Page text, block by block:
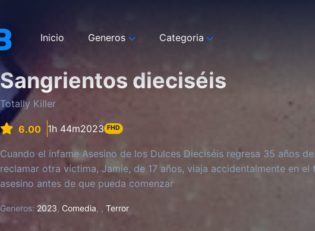
Inicio Generos Categoria
Sangrientos dieciséis
Totally Killer
6.00 1h 44m2023 FHD
Cuando el infame Asesino de los Dulces Dieciséis regresa 35 años
reclamar otra víctima, Jamie, de 17 años, viaja accidentalmente en
asesino antes de que pueda comenzar
Generos: 2023, Comedia, , Terror